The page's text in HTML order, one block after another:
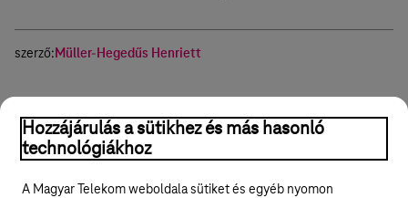
szerző:Müller-Hegedűs Henriett
ESG Vállalkozásfejlesztés Zöldvállalkozás
Hozzájárulás a sütikhez és más hasonló
technológiákhoz
A Magyar Telekom weboldala sütiket és egyéb nyomon